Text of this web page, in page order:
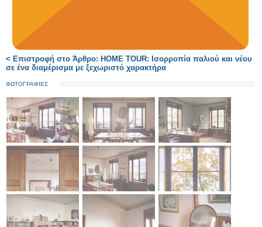
< Επιστροφή στο Άρθρο: HOME TOUR: Ισορροπία παλιού και νέου
σε ένα διαμέρισμα με ξεχωριστό χαρακτήρα
ΦΩΤΟΓΡΑΦΙΕΣ